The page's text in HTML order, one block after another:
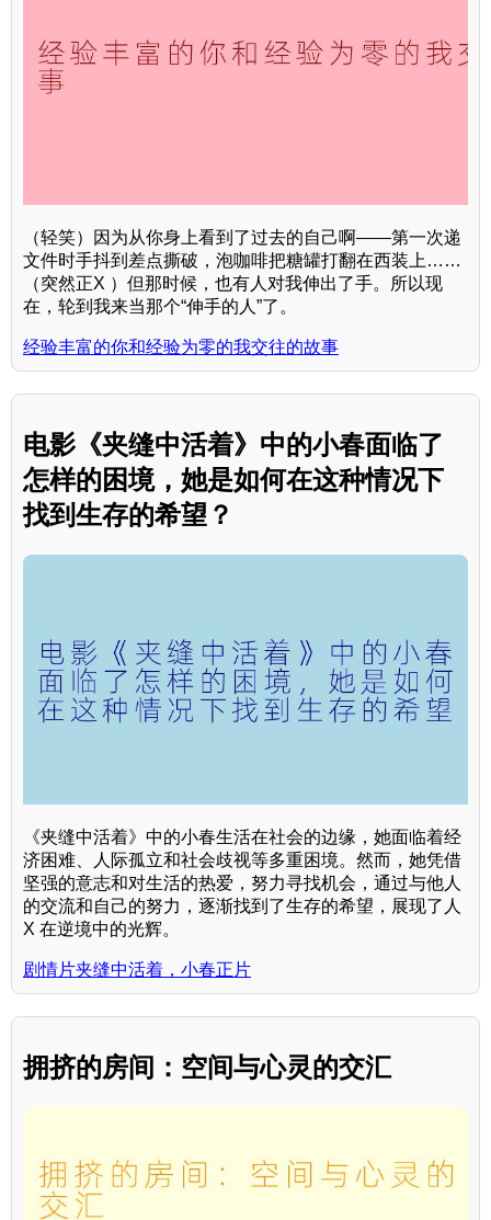
（轻笑）因为从你身上看到了过去的自己啊——第一次递
文件时手抖到差点撕破，泡咖啡把糖罐打翻在西装上……
（突然正X ）但那时候，也有人对我伸出了手。所以现
在，轮到我来当那个“伸手的人”了。
经验丰富的你和经验为零的我交往的故事
电影《夹缝中活着》中的小春面临了
怎样的困境，她是如何在这种情况下
找到生存的希望？
《夹缝中活着》中的小春生活在社会的边缘，她面临着经
济困难、人际孤立和社会歧视等多重困境。然而，她凭借
坚强的意志和对生活的热爱，努力寻找机会，通过与他人
的交流和自己的努力，逐渐找到了生存的希望，展现了人
X 在逆境中的光辉。
剧情片夹缝中活着，小春正片
拥挤的房间：空间与心灵的交汇